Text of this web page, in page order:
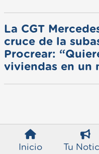
Inicio Tu
La CGT
cruce de la
Procrear:
viviendas en un